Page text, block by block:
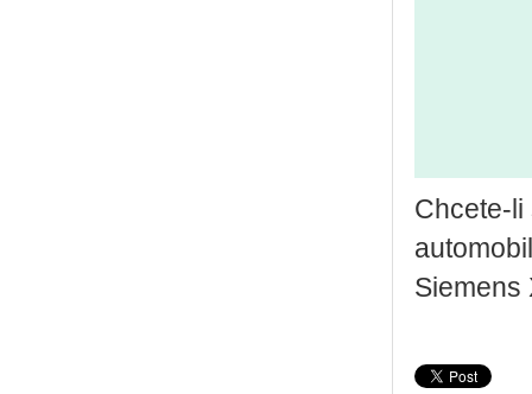
Chce­te-li
Sie­mens